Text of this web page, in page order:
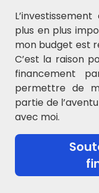
chaque
des liens de
toucher une
Jeux
Livres
plus en plus
mon budget est
C’est la raison
financement
permettre de
partie de
avec moi.